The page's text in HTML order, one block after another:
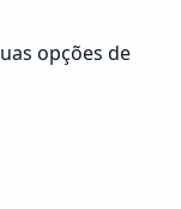
opções de